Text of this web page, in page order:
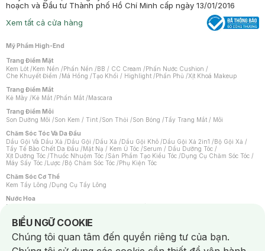
hoạch và Đầu tư Thành phố Hồ Chí Minh cấp ngày 13/01/2016
Xem tất cả cửa hàng
Mỹ Phẩm High-End
Trang Điểm Mặt
Kem Lót /Kem Nền /Phấn Nền /BB / CC Cream /Phấn Nước Cushion /
Che Khuyết Điểm /Má Hồng /Tạo Khối / Highlight /Phấn Phủ /Xịt Khoá Makeup
Trang Điểm Mắt
Kẻ Mày /Kẻ Mắt /Phấn Mắt /Mascara
Trang Điểm Môi
Son Dưỡng Môi /Son Kem / Tint /Son Thỏi /Son Bóng /Tẩy Trang Mắt / Môi
Chăm Sóc Tóc Và Da Đầu
Dầu Gội Và Dầu Xả /Dầu Gội /Dầu Xả /Dầu Gội Khô /Dầu Gội Xả 2in1 /Bộ Gội Xả /
Tẩy Tế Bào Chết Da Đầu /Mặt Nạ / Kem Ủ Tóc /Serum / Dầu Dưỡng Tóc /
Xịt Dưỡng Tóc /Thuốc Nhuộm Tóc /Sản Phẩm Tạo Kiểu Tóc /Dụng Cụ Chăm Sóc Tóc /
Máy Sấy Tóc /Lược /Bộ Chăm Sóc Tóc /Phụ Kiện Tóc
Chăm Sóc Cơ Thể
Kem Tẩy Lông /Dụng Cụ Tẩy Lông
Nước Hoa
Nước Hoa Nữ
Chăm Sóc Cá Nhân
Chống Muỗi /Khẩu Trang /Máy Massage/Mặt Nạ Xông Hơi /Nước Rửa Tay/
Sản Phẩm Chăm Sóc Khác /Bàn Chải Đánh Răng /Bàn Chải Điện/
BIỂU NGỮ COOKIE
Notice about cookies usage
Chúng tôi quan tâm đến quyền riêng tư của bạn.